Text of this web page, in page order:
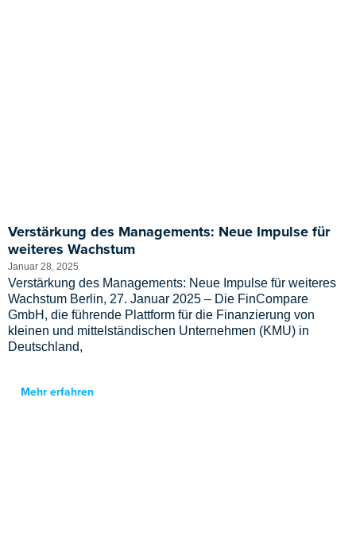
Verstärkung des Managements: Neue Impulse für
weiteres Wachstum
Januar 28, 2025
Verstärkung des Managements: Neue Impulse für weiteres
Wachstum Berlin, 27. Januar 2025 – Die FinCompare
GmbH, die führende Plattform für die Finanzierung von
kleinen und mittelständischen Unternehmen (KMU) in
Deutschland,
Mehr erfahren